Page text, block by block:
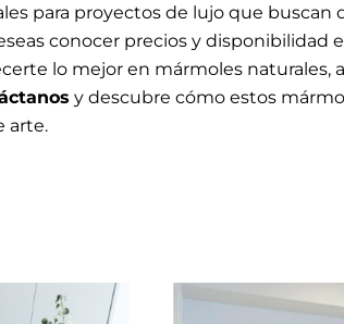
para proyectos de lujo que buscan
conocer precios y disponibilidad
lo mejor en mármoles naturales,
y descubre cómo estos
arte.